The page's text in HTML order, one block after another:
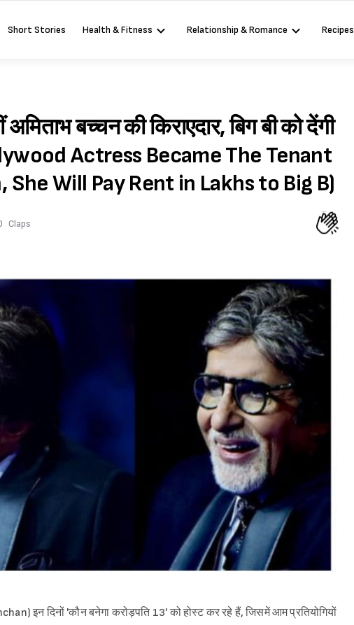
Short Stories Health & Fitness Relationship & Romance Recipes
बच्चन की किराएदार, बिग बी को देंगी
Actress Became The Tenant
Will Pay Rent in Lakhs to Big B)
Claps
इन दिनों 'कौन बनेगा करोड़पति 13' को होस्ट कर रहे हैं, जिसमें आम प्रतियोगियों